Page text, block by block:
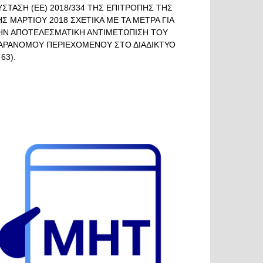
(ΕΕ) 2018/334 ΤΗΣ ΕΠΙΤΡΟΠΗΣ ΤΗΣ
ΜΑΡΤΙΟΥ 2018 ΣΧΕΤΙΚΑ ΜΕ ΤΑ ΜΕΤΡΑ ΓΙΑ
ΑΠΟΤΕΛΕΣΜΑΤΙΚΗ ΑΝΤΙΜΕΤΩΠΙΣΗ ΤΟΥ
ΠΕΡΙΕΧΟΜΕΝΟΥ ΣΤΟ ΔΙΑΔΙΚΤΥΟ